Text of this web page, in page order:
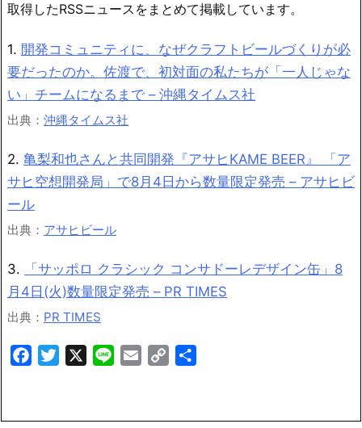
取得したRSSニュースをまとめて掲載しています。
1. 開発コミュニティに、なぜクラフトビールづくりが必
要だったのか。佐渡で、初対面の私たちが「一人じゃな
い」チームになるまで – 沖縄タイムス社
出典： 沖縄タイムス社
2. 亀梨和也さんと共同開発『アサヒKAME BEER』 「ア
サヒ空想開発局」で8月4日から数量限定発売 – アサヒビ
ール
出典： アサヒビール
3.
「サッポロ クラシック コンサドーレデザイン缶」8
月4日(火)数量限定発売 – PR TIMES
出典： PR TIMES
FacebookTwitter Line Email
Copy